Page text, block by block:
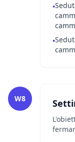
•
•
W8